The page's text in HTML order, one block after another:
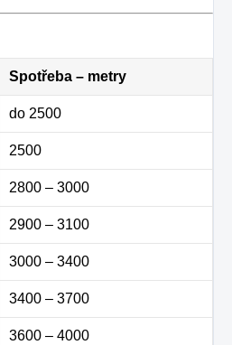
Spotřeba – metry
do 2500
2500
2800 – 3000
2900 – 3100
3000 – 3400
3400 – 3700
3600 – 4000